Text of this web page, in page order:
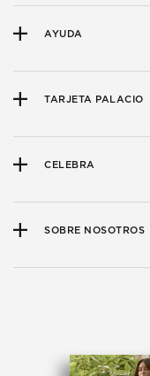
AYUDA
TARJETA PALACIO
CELEBRA
SOBRE NOSOTROS